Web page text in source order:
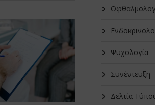
Ψυχολογία
Συνέντευξη
Δελτία